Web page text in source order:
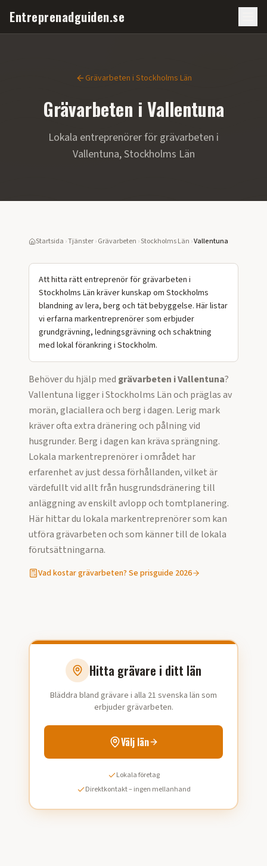
Entreprenadguiden.se
Grävarbeten i Stockholms Län
Grävarbeten i Vallentuna
Lokala entreprenörer för grävarbeten i
Vallentuna,Stockholms Län
Startsida ›Tjänster›Grävarbeten ›Stockholms Län ›Vallentuna
Att hitta rätt entreprenör för grävarbeten i
Stockholms Län kräver kunskap om Stockholms
blandning av lera, berg och tät bebyggelse. Här listar
vi erfarna markentreprenörer som erbjuder
grundgrävning, ledningsgrävning och schaktning
med lokal förankring i Stockholm.
Behöver du hjälp med grävarbeten iVallentuna?
Vallentuna ligger i Stockholms Län och präglas av
morän, glaciallera och berg i dagen. Lerig mark
kräver ofta extra dränering och pålning vid
husgrunder. Berg i dagen kan kräva sprängning.
Lokala markentreprenörer i området har
erfarenhet av just dessa förhållanden, vilket är
värdefullt vid allt från husgrundsdränering till
anläggning av enskilt avlopp och tomtplanering.
Här hittar du lokala markentreprenörer som kan
utföragrävarbetenoch som känner till de lokala
förutsättningarna.
Vad kostargrävarbeten? Se prisguide 2026
Hitta grävare i ditt län
Bläddra bland grävare i alla 21 svenska län som
erbjuder grävarbeten.
Välj län
Lokala företag
Direktkontakt – ingen mellanhand